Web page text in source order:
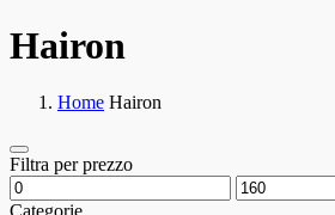
Hairon
Home Hairon
Filtra per prezzo
Categorie